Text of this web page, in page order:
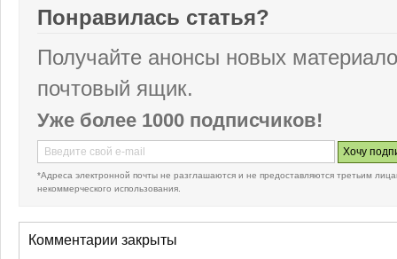
Понравилась статья?
Получайте анонсы новых
почтовый ящик.
Уже более 1000 подписчиков!
*Адреса электронной почты не разглашаются и не предоставляются третьим
некоммерческого использования.
Комментарии закрыты